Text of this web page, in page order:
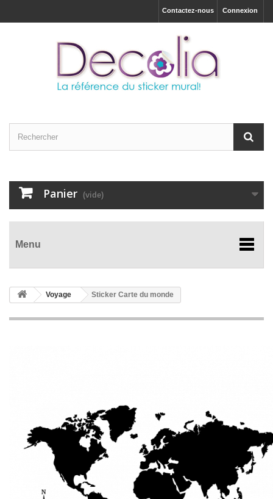
Connexion
Contactez-nous
Panier (vide)
Menu
Voyage Sticker Carte du monde